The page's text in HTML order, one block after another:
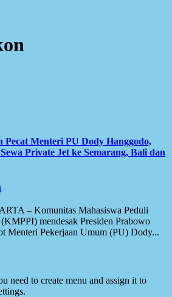
Pecat Menteri PU Dody Hanggodo,
Private Jet ke Semarang, Bali dan
– Komunitas Mahasiswa Peduli
mendesak Presiden Prabowo
Menteri Pekerjaan Umum (PU) Dody...
need to create menu and assign it to